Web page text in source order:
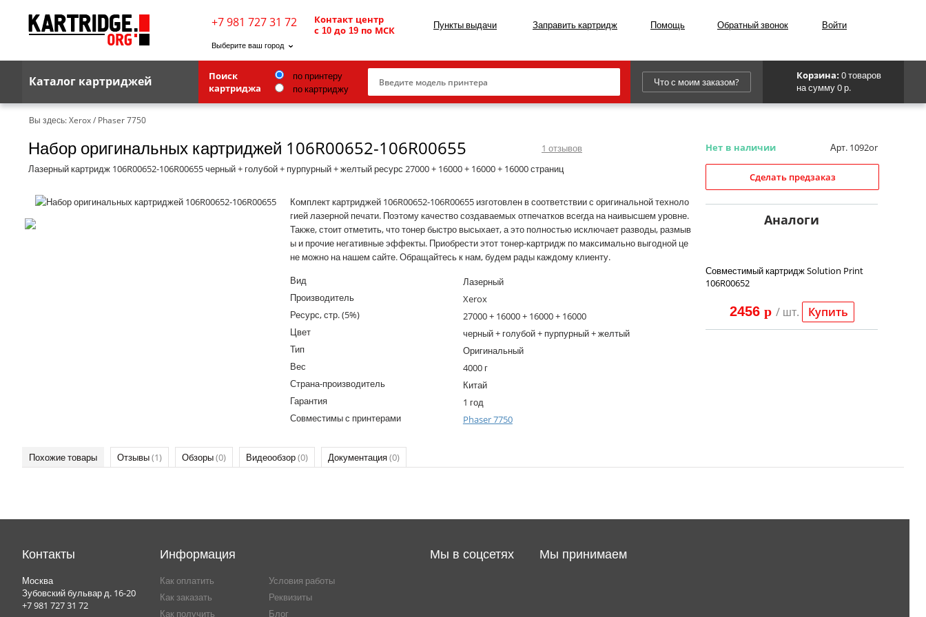
+7 981 727 31 72
Контакт центр
с 10 до 19 по МСК
Выберите ваш город
Пункты выдачи Заправить картридж Помощь Обратный звонок Войти
Каталог картриджей
Brother
G&G
HP
Kodak
Konica Minolta
Samsung
Sharp
Xerox
Для франкировальной машины
Тонер и девелопер
Поиск
картриджа
по принтеру
по картриджу
Что с моим заказом?
Корзина: 0 товаров
на сумму 0 р.
Вы здесь:Xerox/ Phaser 7750
Набор оригинальных картриджей 106R00652-106R00655 1 отзывов
Лазерный картридж 106R00652-106R00655 черный + голубой + пурпурный + желтый ресурс 27000 + 16000 + 16000 + 16000 страниц
Комплект картриджей 106R00652-106R00655 изготовлен в соответствии с оригинальной техноло
гией лазерной печати. Поэтому качество создаваемых отпечатков всегда на наивысшем уровне.
Также, стоит отметить, что тонер быстро высыхает, а это полностью исключает разводы, размыв
ы и прочие негативные эффекты. Приобрести этот тонер-картридж по максимально выгодной це
не можно на нашем сайте. Обращайтесь к нам, будем рады каждому клиенту.
Вид
Лазерный
Производитель
Xerox
Ресурс, стр. (5%)
27000 + 16000 + 16000 + 16000
Цвет
черный + голубой + пурпурный + желтый
Тип
Оригинальный
Вес
4000 г
Страна-производитель
Китай
Гарантия
1 год
Совместимы с принтерами
Phaser 7750
Нет в наличии Арт. 1092or
Сделать предзаказ
Аналоги
Совместимый картридж Solution Print
106R00652
2456 p / шт. Купить
Похожие товары Отзывы(1) Обзоры(0) Видеообзор(0) Документация(0)
Контакты
Москва
Зубовский бульвар д. 16-20
+7 981 727 31 72
Информация
Как оплатить
Как заказать
Как получить
Условия работы
Реквизиты
Блог
Мы в соцсетях Мы принимаем